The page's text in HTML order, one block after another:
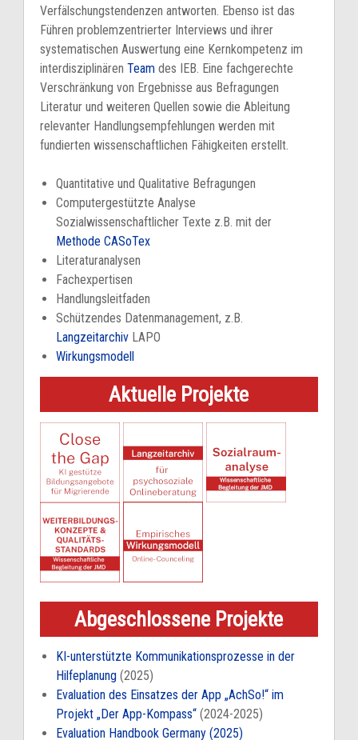
Verfälschungstendenzen antworten. Ebenso ist das
Führen problemzentrierter Interviews und ihrer
systematischen Auswertung eine Kernkompetenz im
interdisziplinären Teamdes IEB. Eine fachgerechte
Verschränkung von Ergebnisse aus Befragungen
Literatur und weiteren Quellen sowie die Ableitung
relevanter Handlungsempfehlungen werden mit
fundierten wissenschaftlichen Fähigkeiten erstellt.
Quantitative und Qualitative Befragungen
Computergestützte Analyse
Sozialwissenschaftlicher Texte z.B. mit der
Methode CASoTex
Literaturanalysen
Fachexpertisen
Handlungsleitfaden
Schützendes Datenmanagement, z.B.
LangzeitarchivLAPO
Wirkungsmodell
Aktuelle Projekte
Abgeschlossene Projekte
KI-unterstützte Kommunikationsprozesse in der
Hilfeplanung(2025)
Evaluation des Einsatzes der App „AchSo!“ im
Projekt „Der App-Kompass“(2024-2025)
Evaluation Handbook Germany (2025)